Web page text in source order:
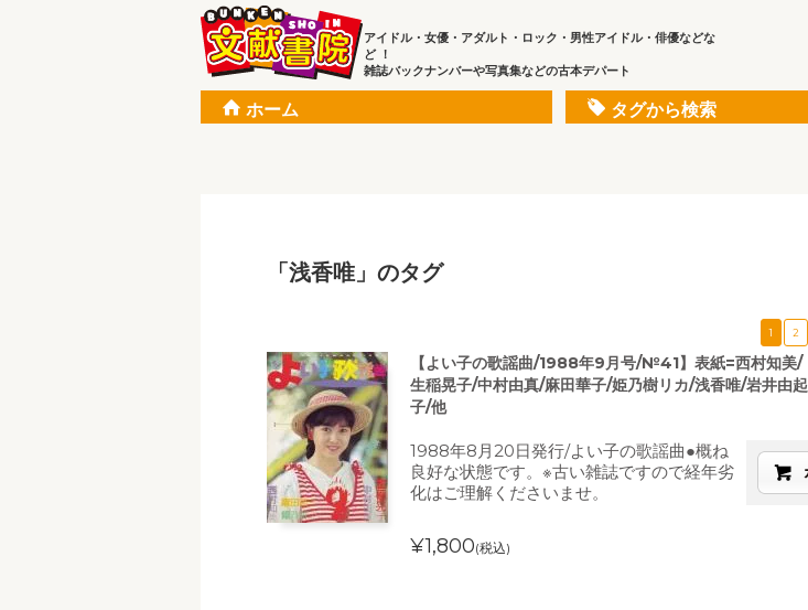
アイドル・女優・アダルト・ロック・男性アイドル・俳優などな
ど ！
雑誌バックナンバーや写真集などの古本デパート
ホーム タグから検索
「浅香唯」のタグ
1 2
【よい子の歌謡曲/1988年9月号/№41】表紙=西村知美/
生稲晃子/中村由真/麻田華子/姫乃樹リカ/浅香唯/岩井由起
子/他
1988年8月20日発行/よい子の歌謡曲●概ね
良好な状態です。※古い雑誌ですので経年劣
化はご理解くださいませ。
¥1,800(税込)